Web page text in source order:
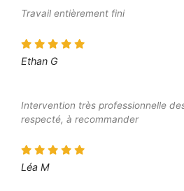
Travail entièrement fini
Ethan G
Intervention très professionnelle
respecté, à recommander
Léa M